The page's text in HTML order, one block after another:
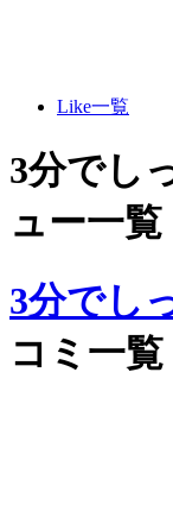
Like一覧
3分でし
ュー一覧
3分でし
コミ一覧